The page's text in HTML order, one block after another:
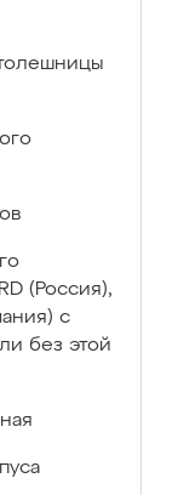
(Россия),
с
без этой